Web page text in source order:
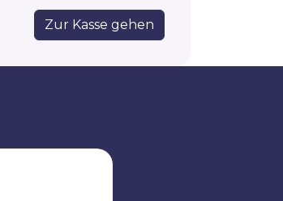
Zur Kasse gehen